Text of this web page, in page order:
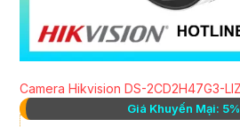
Camera Hikvision DS-2CD2H47G3-
Giá Khuyến Mại: